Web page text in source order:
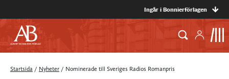
Ingår i Bonnierförlagen
Startsida / Nyheter / Nominerade till Sveriges Radios Romanpris